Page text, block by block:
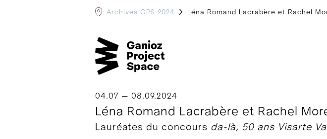
Archives GPS 2024 Léna Romand Lacrabère et Rachel
04.07 — 08.09.2024
Léna Romand Lacrabère et Rachel
Lauréates du concours da-là, 50 ans Visarte